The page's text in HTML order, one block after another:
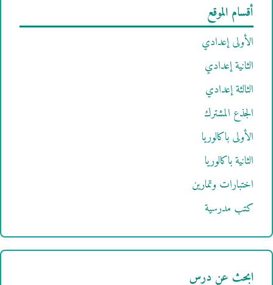
أقسام الموقع
الأولى إعدادي
الثانية إعدادي
الثالثة إعدادي
الجذع المشترك
الأولى باكالوريا
الثانية باكالوريا
اختبارات وتمارين
كتب مدرسية
ابحث عن درس